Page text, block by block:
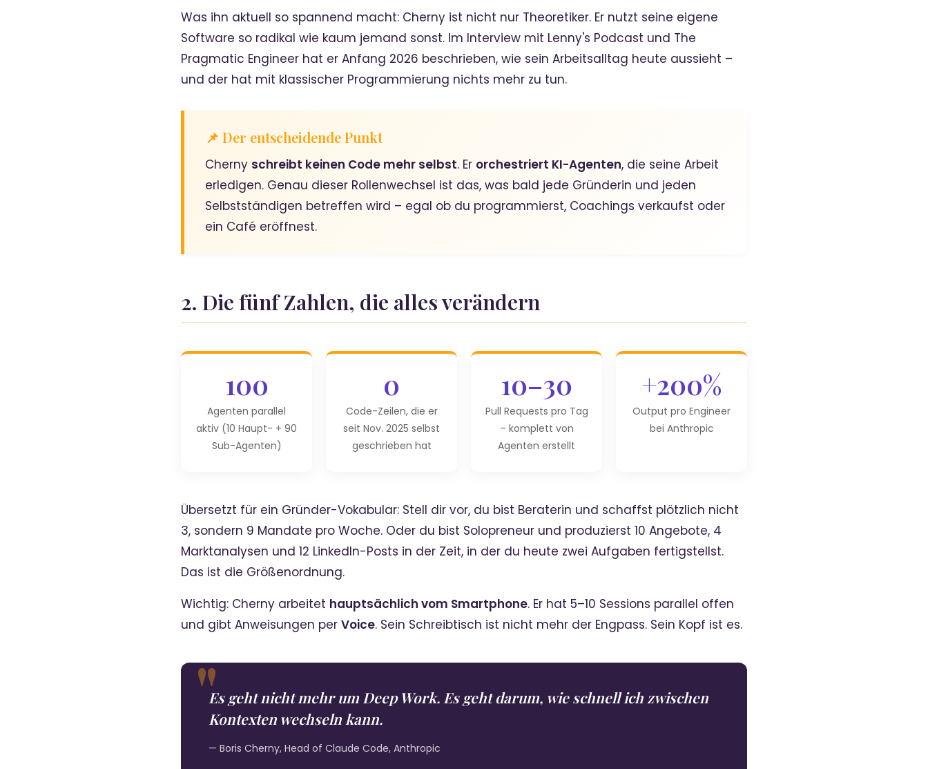
Was ihn aktuell so spannend macht: Cherny ist nicht nur Theoretiker. Er nutzt seine eigene
Software so radikal wie kaum jemand sonst. Im Interview mit Lenny's Podcast und The
Pragmatic Engineer hat er Anfang 2026 beschrieben, wie sein Arbeitsalltag heute aussieht –
und der hat mit klassischer Programmierung nichts mehr zu tun.
📌 Der entscheidende Punkt
Cherny schreibt keinen Code mehr selbst. Er orchestriert KI-Agenten, die seine Arbeit
erledigen. Genau dieser Rollenwechsel ist das, was bald jede Gründerin und jeden
Selbstständigen betreffen wird – egal ob du programmierst, Coachings verkaufst oder
ein Café eröffnest.
2. Die fünf Zahlen, die alles verändern
100
Agenten parallel
aktiv (10 Haupt- + 90
Sub-Agenten)
0
Code-Zeilen, die er
seit Nov. 2025 selbst
geschrieben hat
10–30
Pull Requests pro Tag
– komplett von
Agenten erstellt
+200%
Output pro Engineer
bei Anthropic
Übersetzt für ein Gründer-Vokabular: Stell dir vor, du bist Beraterin und schaffst plötzlich nicht
3, sondern 9 Mandate pro Woche. Oder du bist Solopreneur und produzierst 10 Angebote, 4
Marktanalysen und 12 LinkedIn-Posts in der Zeit, in der du heute zwei Aufgaben fertigstellst.
Das ist die Größenordnung.
Wichtig: Cherny arbeitet hauptsächlich vom Smartphone. Er hat 5–10 Sessions parallel offen
und gibt Anweisungen per Voice. Sein Schreibtisch ist nicht mehr der Engpass. Sein Kopf ist es.
Es geht nicht mehr um Deep Work. Es geht darum, wie schnell ich zwischen
Kontexten wechseln kann.
— Boris Cherny, Head of Claude Code, Anthropic